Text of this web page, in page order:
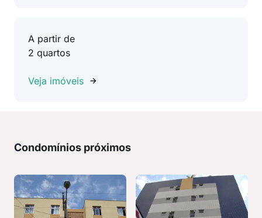
A partir de
2 quartos
Veja imóveis
Condomínios próximos